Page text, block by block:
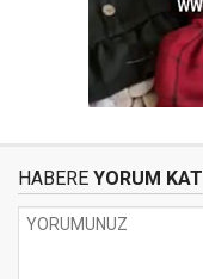
HABERE YORUM KAT